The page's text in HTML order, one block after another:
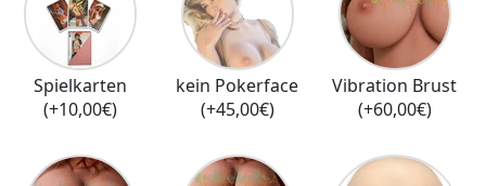
Spielkarten
(+10,00€)
kein Pokerface
(+45,00€)
Vibration Brust
(+60,00€)